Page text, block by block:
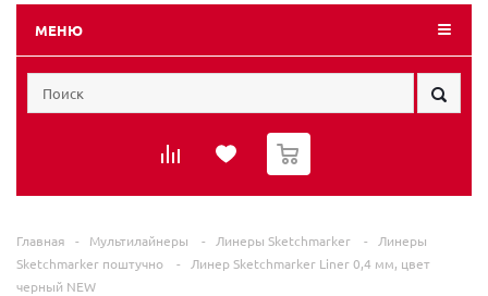
МЕНЮ
0
Главная - Мультилайнеры - Линеры Sketchmarker -
Линеры
Sketchmarker поштучно
-
Линер Sketchmarker Liner 0,4 мм, цвет
черный NEW